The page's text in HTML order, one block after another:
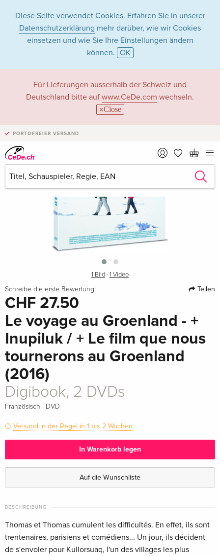
Diese Seite verwendet Cookies. Erfahren Sie in unserer
Datenschutzerklärung mehr darüber, wie wir Cookies
einsetzen und wie Sie Ihre Einstellungen ändern
können. OK
Für Lieferungen ausserhalb der Schweiz und
Deutschland bitte auf www.CeDe.com wechseln.
Close
PORTOFREIER VERSAND
1 Bild · 1 Video
Schreibe die erste Bewertung! Teilen
CHF 27.50
Le voyage au Groenland - +
Inupiluk / + Le film que nous
tournerons au Groenland
(2016)
Digibook, 2 DVDs
Französisch · DVD
Versand in der Regel in 1 bis 2 Wochen
In Warenkorb legen
Auf die Wunschliste
BESCHREIBUNG
Thomas et Thomas cumulent les difficultés. En effet, ils sont
trentenaires, parisiens et comédiens... Un jour, ils décident
de s'envoler pour Kullorsuaq, l'un des villages les plus